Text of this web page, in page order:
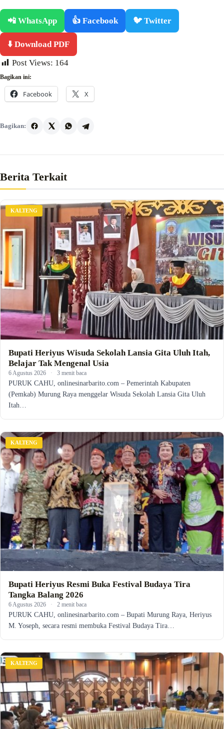
📲 WhatsApp 👍 Facebook 🐦 Twitter
⬇️ Download PDF
Post Views: 164
Bagikan ini:
Facebook X
Bagikan:
Berita Terkait
KALTENG
Bupati Heriyus Wisuda Sekolah Lansia Gita Uluh Itah,
Belajar Tak Mengenal Usia
6 Agustus 2026 · 3 menit baca
PURUK CAHU, onlinesinarbarito.com – Pemerintah Kabupaten
(Pemkab) Murung Raya menggelar Wisuda Sekolah Lansia Gita Uluh
Itah…
KALTENG
Bupati Heriyus Resmi Buka Festival Budaya Tira
Tangka Balang 2026
6 Agustus 2026 · 2 menit baca
PURUK CAHU, onlinesinarbarito.com – Bupati Murung Raya, Heriyus
M. Yoseph, secara resmi membuka Festival Budaya Tira…
KALTENG